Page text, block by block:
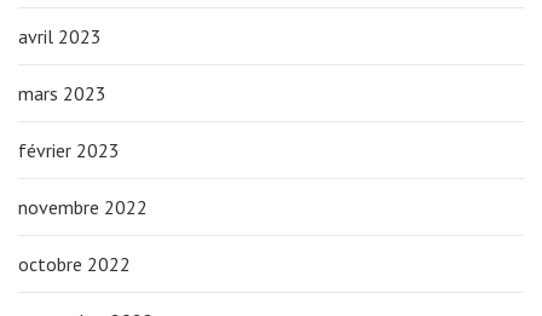
avril 2023
mars 2023
février 2023
novembre 2022
octobre 2022